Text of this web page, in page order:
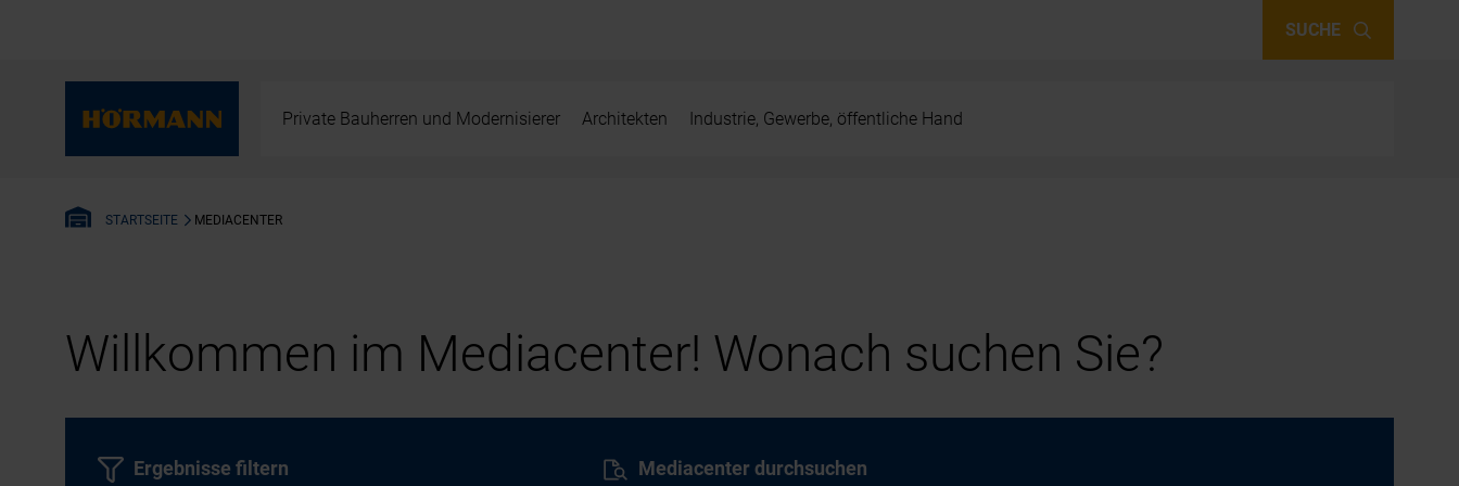
SUCHE
Private Bauherren und Modernisierer Architekten Industrie, Gewerbe, öffentliche Hand
STARTSEITE MEDIACENTER
Willkommen im Mediacenter! Wonach suchen Sie?
Mediacenter durchsuchen
Ergebnisse filtern